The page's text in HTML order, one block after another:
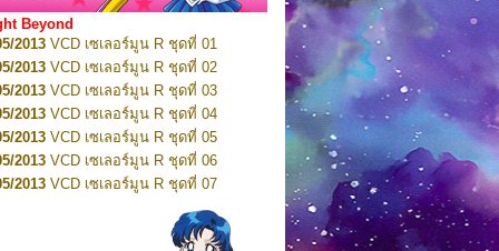
2012VCD เซเลอร์มูน ชุดที่ 14
2012 VCD เซเลอร์มูน ชุดที่ 15
VCD เซเลอร์มูน ชุดที่ 16
VCD เซเลอร์มูน ชุดที่ 17
VCD เซเลอร์มูน ชุดที่ 18
VCD เซเลอร์มูน ชุดที่ 19
VCD เซเลอร์มูน ชุดที่ 20
VCD เซเลอร์มูน ชุดที่ 21
VCD เซเลอร์มูน ชุดที่ 22
VCD เซเลอร์มูน ชุดที่ 23
DVD เซเลอร์มูน ชุดที่ 01
Beyond
2013 VCD เซเลอร์มูน R ชุดที่ 01
2013 VCD เซเลอร์มูน R ชุดที่ 02
2013 VCD เซเลอร์มูน R ชุดที่ 03
2013 VCD เซเลอร์มูน R ชุดที่ 04
2013 VCD เซเลอร์มูน R ชุดที่ 05
2013 VCD เซเลอร์มูน R ชุดที่ 06
2013 VCD เซเลอร์มูน R ชุดที่ 07
VCD เซเลอร์มูน R ชุดที่ 08
VCD เซเลอร์มูน R ชุดที่ 09